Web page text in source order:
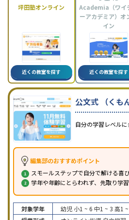
坪田塾オンライン
近くの教室を探す
Academia（ワイ
ーアカデミア）オ
イン
近くの教室を探す
公文式 （くも
自分の学習レベル
編集部のおすすめポイント
スモールステップで自分で解ける喜
学年や年齢にとらわれず、先取り学
対象学年 幼児 小1 ~ 6 中1 ~ 3 高1